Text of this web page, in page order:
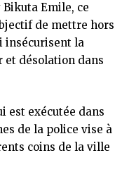
Bikuta Emile, ce
de mettre hors
insécurisent la
et désolation dans
est exécutée dans
de la police vise à
coins de la ville